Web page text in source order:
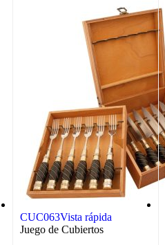
CUC063Vista rápida
Juego de Cubiertos